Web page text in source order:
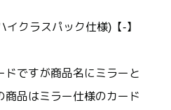
クラスパック仕様)【-】
ドですが商品名にミラーと
商品はミラー仕様のカード